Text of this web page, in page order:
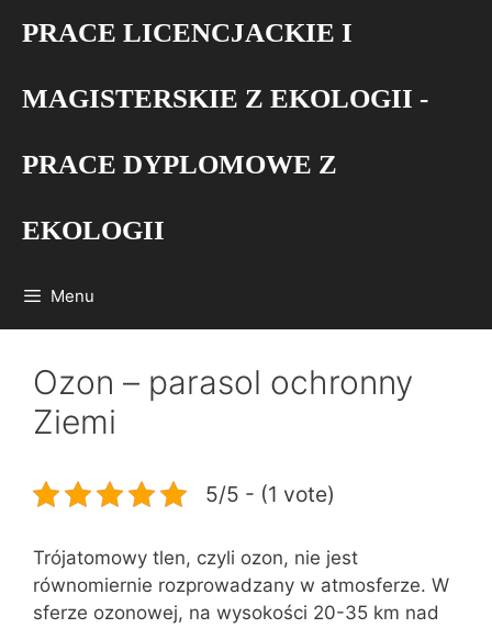
PRACE LICENCJACKIE I
MAGISTERSKIE Z EKOLOGII -
PRACE DYPLOMOWE Z
EKOLOGII
Menu
Ozon – parasol ochronny
Ziemi
5/5 - (1 vote)
Trójatomowy tlen, czyli ozon, nie jest
równomiernie rozprowadzany w atmosferze. W
sferze ozonowej, na wysokości 20-35 km nad